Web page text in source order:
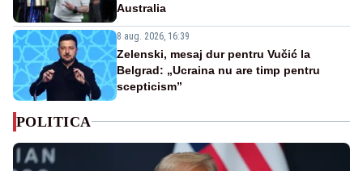
Australia
8 aug. 2026, 16:39
Zelenski, mesaj dur pentru Vučić la
Belgrad: „Ucraina nu are timp pentru
scepticism”
POLITICA